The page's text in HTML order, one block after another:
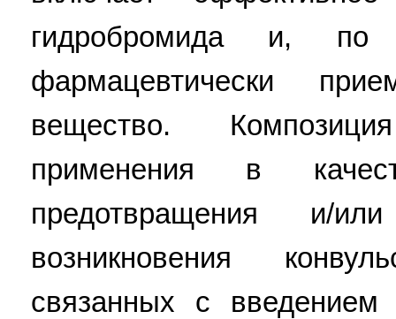
гидробромида и,
фармацевтически
вещество.
применения в
предотвращения и/
возникновения
связанных с введением